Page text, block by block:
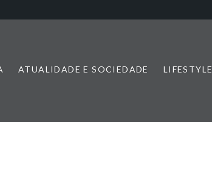
ATUALIDADE E SOCIEDADE LIFESTYLE